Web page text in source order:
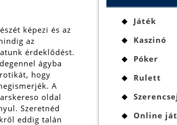
képezi és az
az
érdeklődést.
ágyba
hogy
A
oldal
Szeretnéd
eddig talán
Játék
Kaszinó
Póker
Rulett
Online